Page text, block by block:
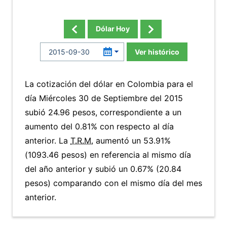
Dólar Hoy
Ver histórico
La cotización del dólar en Colombia para el
día Miércoles 30 de Septiembre del 2015
subió 24.96 pesos, correspondiente a un
aumento del 0.81% con respecto al día
anterior. La T.R.M. aumentó un 53.91%
(1093.46 pesos) en referencia al mismo día
del año anterior y subió un 0.67% (20.84
pesos) comparando con el mismo día del mes
anterior.